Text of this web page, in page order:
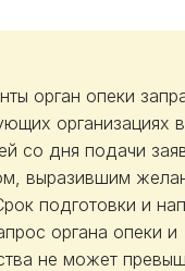
орган опеки
организациях
со дня подачи
выразившим
подготовки и
органа опеки и
не может